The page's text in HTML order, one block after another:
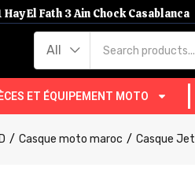
Hay El Fath 3 Ain Chock Casablanca
All
ET ÉQUIPEMENT MOTO
Casque moto maroc Casque Jet